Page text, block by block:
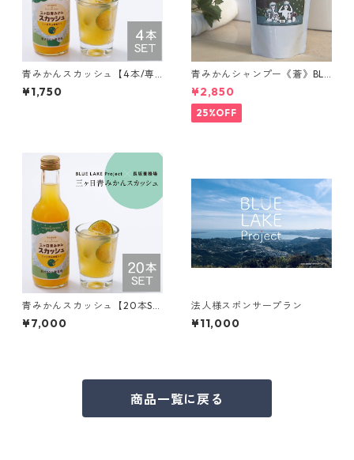
青みかんスカッシュ【4本/専
用箱入り】
¥1,750
青みかんシャンプー《蒼》BLU
E LAKE Project 設立6周年 感
謝セール
¥2,850
25%OFF
青みかんスカッシュ【20本SE
T】
¥7,000
法人様スポンサープラン
¥11,000
商品一覧に戻る